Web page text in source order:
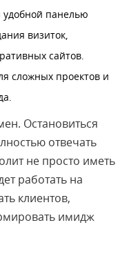
удобной панелью
визиток,
сайтов.
сложных проектов и
Остановиться
отвечать
не просто иметь
работать на
клиентов,
имидж